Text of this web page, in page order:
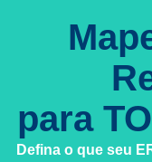
para
Defina o que seu